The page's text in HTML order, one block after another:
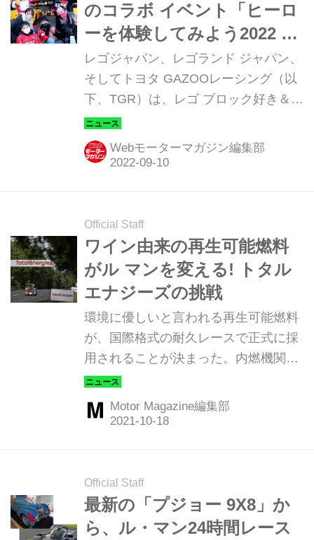
のコラボ イベント「ヒーロ
ーを体験してみよう2022 ―
レーサー編―」を、2022年
10月15日～23日にレゴラン
ド ジャパンで開催
レゴジャパン、レゴランド ジャパン、
そしてトヨタ GAZOOレーシング（以
下、TGR）は、レゴ ブロック好き＆ク
ルマ好きのための夢が詰まったイベン
ト、「ヒーローを体験してみよう2022
―レーサー編―」を2022年10月15日
Webモーターマガジン編集部
Official Staff
ワイン由来の再生可能燃料
がル マンを変える! トタル
エナジーズの挑戦
環境に優しいと言われる再生可能燃料
が、国際格式の耐久レースで正式に採
用されることが決まった。内燃機関に
も明るい未来が垣間見える。（Motor
Magazine2021年11月号より）
Motor Magazine編集部
Official Staff
最新の「プジョー 9X8」か
ら、ル・マン24時間レース